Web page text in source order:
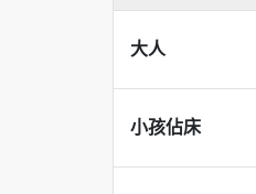
大人
小孩佔床